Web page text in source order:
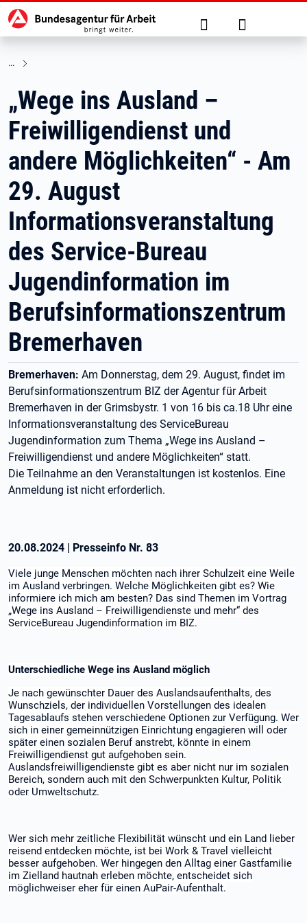
zu den Hauptinhalten springen
Hauptnavigation Suche Anmelden
„Wege ins Ausland –
Freiwilligendienst und
andere Möglichkeiten“ - Am
29. August
Informationsveranstaltung
des Service-Bureau
Jugendinformation im
Berufsinformationszentrum
Bremerhaven
Bremerhaven: Am Donnerstag, dem 29. August, findet im
Berufsinformationszentrum BIZ der Agentur für Arbeit
Bremerhaven in der Grimsbystr. 1 von 16 bis ca.18 Uhr eine
Informationsveranstaltung des ServiceBureau
Jugendinformation zum Thema „Wege ins Ausland –
Freiwilligendienst und andere Möglichkeiten“ statt.
Die Teilnahme an den Veranstaltungen ist kostenlos. Eine
Anmeldung ist nicht erforderlich.
20.08.2024 | Presseinfo Nr. 83
Viele junge Menschen möchten nach ihrer Schulzeit eine Weile
im Ausland verbringen. Welche Möglichkeiten gibt es? Wie
informiere ich mich am besten? Das sind Themen im Vortrag
„Wege ins Ausland – Freiwilligendienste und mehr“ des
ServiceBureau Jugendinformation im BIZ.
Unterschiedliche Wege ins Ausland möglich
Je nach gewünschter Dauer des Auslandsaufenthalts, des
Wunschziels, der individuellen Vorstellungen des idealen
Tagesablaufs stehen verschiedene Optionen zur Verfügung. Wer
sich in einer gemeinnützigen Einrichtung engagieren will oder
später einen sozialen Beruf anstrebt, könnte in einem
Freiwilligendienst gut aufgehoben sein.
Auslandsfreiwilligendienste gibt es aber nicht nur im sozialen
Bereich, sondern auch mit den Schwerpunkten Kultur, Politik
oder Umweltschutz.
Wer sich mehr zeitliche Flexibilität wünscht und ein Land lieber
reisend entdecken möchte, ist bei Work & Travel vielleicht
besser aufgehoben. Wer hingegen den Alltag einer Gastfamilie
im Zielland hautnah erleben möchte, entscheidet sich
möglichweiser eher für einen AuPair-Aufenthalt.